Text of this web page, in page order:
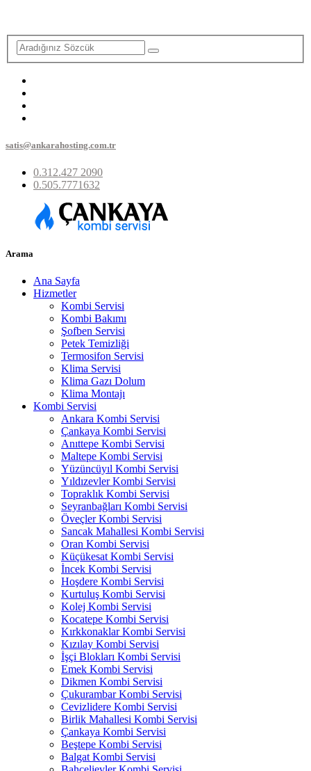
satis@ankarahosting.com.tr
0.312.427 2090
0.505.7771632
Arama
Ana Sayfa
Hizmetler
Kombi Servisi
Kombi Bakımı
Şofben Servisi
Petek Temizliği
Termosifon Servisi
Klima Servisi
Klima Gazı Dolum
Klima Montajı
Kombi Servisi
Ankara Kombi Servisi
Çankaya Kombi Servisi
Anıttepe Kombi Servisi
Maltepe Kombi Servisi
Yüzüncüyıl Kombi Servisi
Yıldızevler Kombi Servisi
Topraklık Kombi Servisi
Seyranbağları Kombi Servisi
Öveçler Kombi Servisi
Sancak Mahallesi Kombi Servisi
Oran Kombi Servisi
Küçükesat Kombi Servisi
İncek Kombi Servisi
Hoşdere Kombi Servisi
Kurtuluş Kombi Servisi
Kolej Kombi Servisi
Kocatepe Kombi Servisi
Kırkkonaklar Kombi Servisi
Kızılay Kombi Servisi
İşçi Blokları Kombi Servisi
Emek Kombi Servisi
Dikmen Kombi Servisi
Çukurambar Kombi Servisi
Cevizlidere Kombi Servisi
Birlik Mahallesi Kombi Servisi
Çankaya Kombi Servisi
Beştepe Kombi Servisi
Balgat Kombi Servisi